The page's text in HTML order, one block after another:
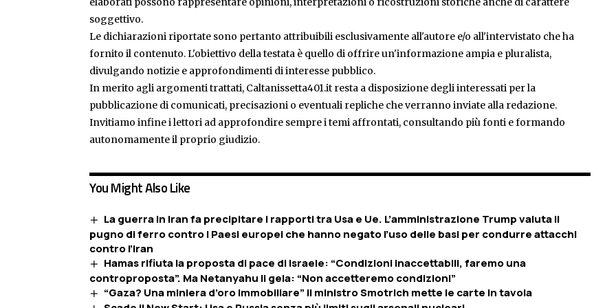
soggettivo.
Le dichiarazioni riportate sono pertanto attribuibili esclusivamente all'autore e/o all'intervistato che ha
fornito il contenuto. L'obiettivo della testata è quello di offrire un'informazione ampia e pluralista,
divulgando notizie e approfondimenti di interesse pubblico.
In merito agli argomenti trattati, Caltanissetta401.it resta a disposizione degli interessati per la
pubblicazione di comunicati, precisazioni o eventuali repliche che verranno inviate alla redazione.
Invitiamo infine i lettori ad approfondire sempre i temi affrontati, consultando più fonti e formando
autonomamente il proprio giudizio.
You Might Also Like
La guerra in Iran fa precipitare i rapporti tra Usa e Ue. L’amministrazione Trump valuta il
pugno di ferro contro i Paesi europei che hanno negato l’uso delle basi per condurre attacchi
contro l’Iran
Hamas rifiuta la proposta di pace di Israele: “Condizioni inaccettabili, faremo una
controproposta”. Ma Netanyahu li gela: “Non accetteremo condizioni”
“Gaza? Una miniera d’oro immobiliare” il ministro Smotrich mette le carte in tavola